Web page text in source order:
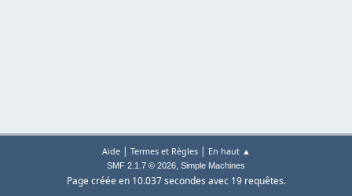
Aide| Termes et Règles| En haut ▲
SMF 2.1.7 © 2026, Simple Machines
Page créée en 10.037 secondes avec 19 requêtes.